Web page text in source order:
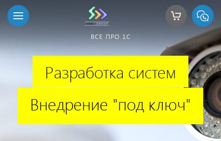
ВСЕ ПРО 1С
Разработка систем
Внедрение "под ключ"